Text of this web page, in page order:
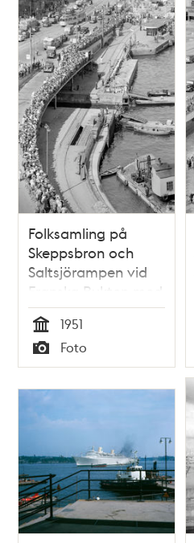
Folksamling på
Skeppsbron och
Saltsjörampen vid
Franska Bukten med
anledning av
engelska
hangarkryssaren
Indomitables besök
i Stockholm
Tid
1951
Typ
Foto